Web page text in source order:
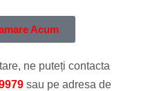
Acum
ne puteți contacta
sau pe adresa de